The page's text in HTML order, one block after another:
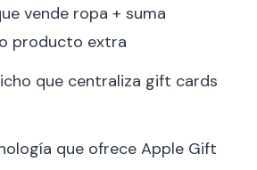
vende ropa + suma
producto extra
que centraliza gift cards
que ofrece Apple Gift